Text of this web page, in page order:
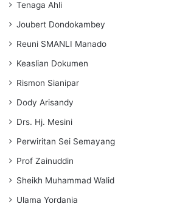
Tenaga Ahli
Joubert Dondokambey
Reuni SMANLI Manado
Keaslian Dokumen
Rismon Sianipar
Dody Arisandy
Drs. Hj. Mesini
Perwiritan Sei Semayang
Prof Zainuddin
Sheikh Muhammad Walid
Ulama Yordania